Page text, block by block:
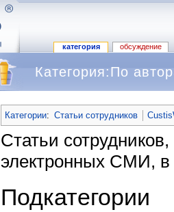
категория обсуждение
Категория:По
Категории: Статьи сотрудников
Статьи
электронных СМИ, в
Подкатегории